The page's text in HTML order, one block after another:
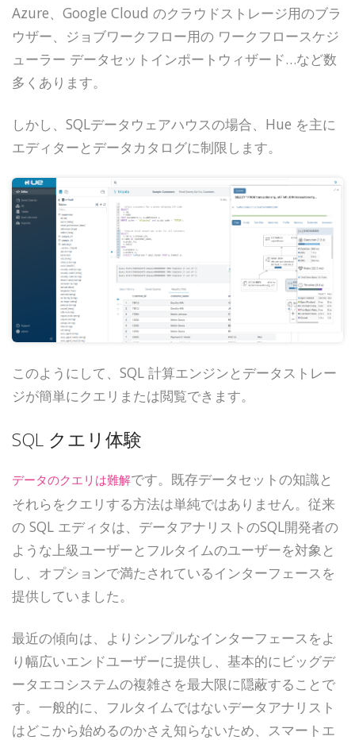
Azure、Google Cloud のクラウドストレージ用のブラ
ウザー、ジョブワークフロー用の ワークフロースケジ
ューラー データセットインポートウィザード…など数
多くあります。
しかし、SQLデータウェアハウスの場合、Hue を主に
エディターとデータカタログに制限します。
このようにして、SQL 計算エンジンとデータストレー
ジが簡単にクエリまたは閲覧できます。
SQL クエリ体験
データのクエリは難解です。既存データセットの知識と
それらをクエリする方法は単純ではありません。従来
の SQL エディタは、データアナリストのSQL開発者の
ような上級ユーザーとフルタイムのユーザーを対象と
し、オプションで満たされているインターフェースを
提供していました。
最近の傾向は、よりシンプルなインターフェースをよ
り幅広いエンドユーザーに提供し、基本的にビッグデ
ータエコシステムの複雑さを最大限に隠蔽することで
す。一般的に、フルタイムではないデータアナリスト
はどこから始めるのかさえ知らないため、スマートエ